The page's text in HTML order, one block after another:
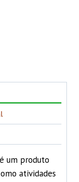
um produto
atividades